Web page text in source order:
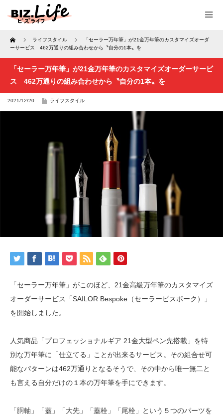
Home ライフスタイル
「セーラー万年筆」が21金万年筆のカスタマイズオーダ
ーサービス 462万通りの組み合わせから〝自分の1本〟を
「セーラー万年筆」が21金万年筆のカスタマイズオーダーサービ
ス 462万通りの組み合わせから〝自分の1本〟を
2021/12/20 ライフスタイル
「セーラー万年筆」がこのほど、21金高級万年筆のカスタマイズ
オーダーサービス「SAILOR Bespoke（セーラービスポーク）」
を開始しました。
人気商品「プロフェッショナルギア 21金大型ペン先搭載」を特
別な万年筆に「仕立てる」ことが出来るサービス。その組合せ可
能なパターンは462万通りとなるそうで、その中から唯一無二と
も言える自分だけの１本の万年筆を手にできます。
「胴軸」「蓋」「大先」「蓋栓」「尾栓」という５つのパーツを